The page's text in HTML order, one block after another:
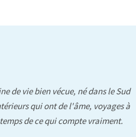
de vie bien vécue, né dans le Sud
qui ont de l'âme, voyages à
de ce qui compte vraiment.